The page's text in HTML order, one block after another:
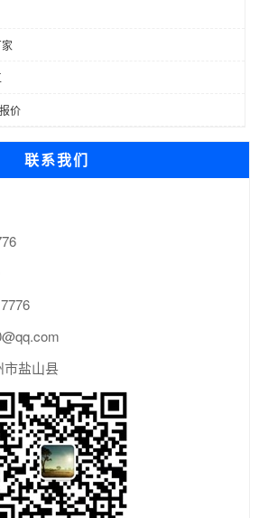
价
联系我们
市盐山县